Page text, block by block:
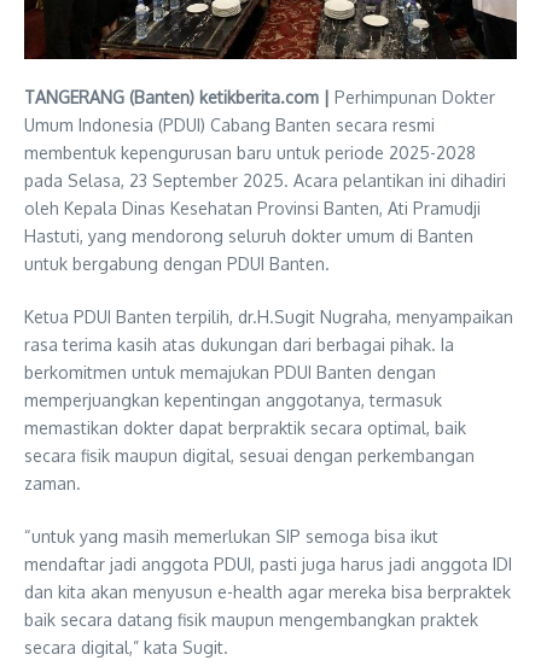
TANGERANG (Banten) ketikberita.com | Perhimpunan Dokter
Umum Indonesia (PDUI) Cabang Banten secara resmi
membentuk kepengurusan baru untuk periode 2025-2028
pada Selasa, 23 September 2025. Acara pelantikan ini dihadiri
oleh Kepala Dinas Kesehatan Provinsi Banten, Ati Pramudji
Hastuti, yang mendorong seluruh dokter umum di Banten
untuk bergabung dengan PDUI Banten.
Ketua PDUI Banten terpilih, dr.H.Sugit Nugraha, menyampaikan
rasa terima kasih atas dukungan dari berbagai pihak. Ia
berkomitmen untuk memajukan PDUI Banten dengan
memperjuangkan kepentingan anggotanya, termasuk
memastikan dokter dapat berpraktik secara optimal, baik
secara fisik maupun digital, sesuai dengan perkembangan
zaman.
“untuk yang masih memerlukan SIP semoga bisa ikut
mendaftar jadi anggota PDUI, pasti juga harus jadi anggota IDI
dan kita akan menyusun e-health agar mereka bisa berpraktek
baik secara datang fisik maupun mengembangkan praktek
secara digital,” kata Sugit.